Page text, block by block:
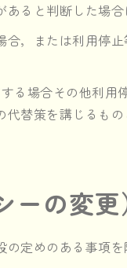
ると判断した場
，または利用停
る場合その他利
替策を講じるもの
の変更
定めのある事項